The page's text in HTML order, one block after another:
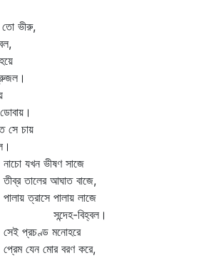
ভীরু,
চায়
সাজে
আঘাত বাজে,
পালায় লাজে
বিহ্বল।
মনোহরে
বরণ করে,